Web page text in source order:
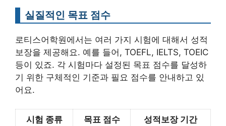
실질적인 목표 점수
로티스어학원에서는 여러 가지 시험에 대해서 성적
보장을 제공해요. 예를 들어, TOEFL, IELTS, TOEIC
등이 있죠. 각 시험마다 설정된 목표 점수를 달성하
기 위한 구체적인 기준과 필요 점수를 안내하고 있
어요.
시험 종류 목표 점수 성적보장 기간